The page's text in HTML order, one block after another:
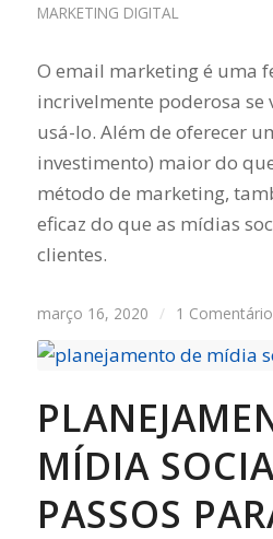
MARKETING DIGITAL
O email marketing é uma
incrivelmente poderosa se
usá-lo. Além de oferecer
investimento) maior do
método de marketing,
eficaz do que as mídias
clientes.
março 16, 2020 / 1 Comentário
MÍDIA
PASSOS